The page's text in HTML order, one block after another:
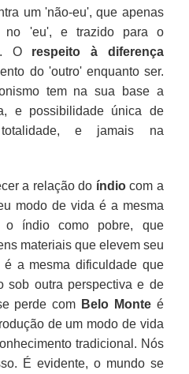
um 'não-eu', que apenas
no 'eu', e trazido para o
Orespeito à diferença
do 'outro' enquanto ser.
tem na sua base a
e possibilidade única de
totalidade, e jamais na
a relação do índiocom a
modo de vida é a mesma
índio como pobre, que
materiais que elevem seu
a mesma dificuldade que
sob outra perspectiva e de
perde com Belo Monteé
de um modo de vida
tradicional. Nós
É evidente, o mundo se